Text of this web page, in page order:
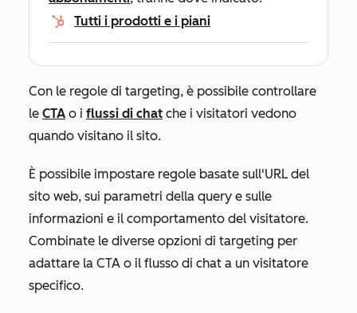
Tutti i prodotti e i piani
Con le regole di targeting, è possibile controllare
le CTA o i flussi di chat che i visitatori vedono
quando visitano il sito.
È possibile impostare regole basate sull'URL del
sito web, sui parametri della query e sulle
informazioni e il comportamento del visitatore.
Combinate le diverse opzioni di targeting per
adattare la CTA o il flusso di chat a un visitatore
specifico.